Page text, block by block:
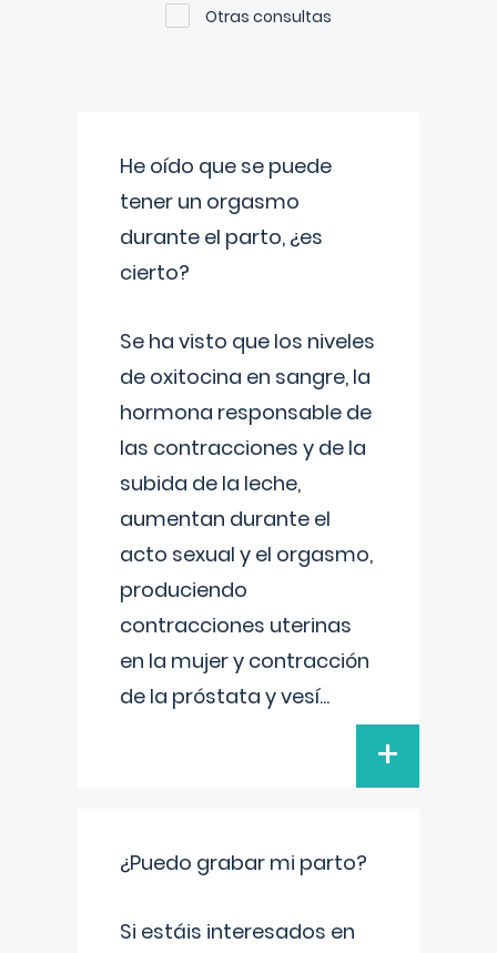
Otras consultas
He oído que se puede
tener un orgasmo
durante el parto, ¿es
cierto?
Se ha visto que los niveles
de oxitocina en sangre, la
hormona responsable de
las contracciones y de la
subida de la leche,
aumentan durante el
acto sexual y el orgasmo,
produciendo
contracciones uterinas
en la mujer y contracción
de la próstata y vesí...
+
¿Puedo grabar mi parto?
Si estáis interesados en